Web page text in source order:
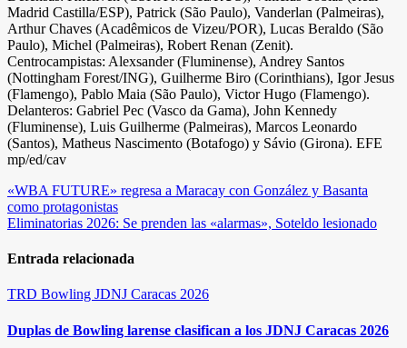
Madrid Castilla/ESP), Patrick (São Paulo), Vanderlan (Palmeiras),
Arthur Chaves (Acadêmicos de Vizeu/POR), Lucas Beraldo (São
Paulo), Michel (Palmeiras), Robert Renan (Zenit).
Centrocampistas: Alexsander (Fluminense), Andrey Santos
(Nottingham Forest/ING), Guilherme Biro (Corinthians), Igor Jesus
(Flamengo), Pablo Maia (São Paulo), Victor Hugo (Flamengo).
Delanteros: Gabriel Pec (Vasco da Gama), John Kennedy
(Fluminense), Luis Guilherme (Palmeiras), Marcos Leonardo
(Santos), Matheus Nascimento (Botafogo) y Sávio (Girona). EFE
mp/ed/cav
Navegación
de
«WBA FUTURE» regresa a Maracay con González y Basanta
como protagonistas
Eliminatorias 2026: Se prenden las «alarmas», Soteldo lesionado
Entrada relacionada
TRD Bowling JDNJ Caracas 2026
Duplas de Bowling larense clasifican a los JDNJ Caracas 2026